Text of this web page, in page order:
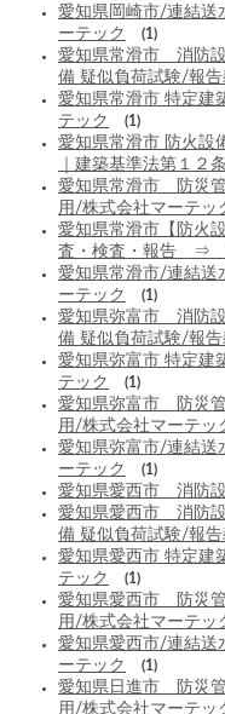
愛知県岡崎市/連結
ーテック
(1)
愛知県常滑市 消防
備 疑似負荷試験/報
愛知県常滑市 特定建
テック
(1)
愛知県常滑市 防火設
｜建築基準法第１２
愛知県常滑市 防災
用/株式会社マーテッ
愛知県常滑市【防火
査・検査・報告 ⇒
愛知県常滑市/連結
ーテック
(1)
愛知県弥富市 消防
備 疑似負荷試験/報
愛知県弥富市 特定建
テック
(1)
愛知県弥富市 防災
用/株式会社マーテッ
愛知県弥富市/連結
ーテック
(1)
愛知県愛西市 消防
愛知県愛西市 消防
備 疑似負荷試験/報
愛知県愛西市 特定建
テック
(1)
愛知県愛西市 防災
用/株式会社マーテッ
愛知県愛西市/連結
ーテック
(1)
愛知県日進市 防災
用/株式会社マーテッ